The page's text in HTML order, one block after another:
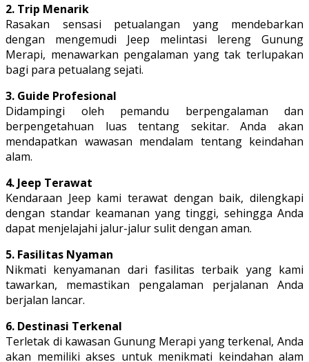
2. Trip Menarik
Rasakan sensasi petualangan yang mendebarkan
dengan mengemudi Jeep melintasi lereng Gunung
Merapi, menawarkan pengalaman yang tak terlupakan
bagi para petualang sejati.
3. Guide Profesional
Didampingi oleh pemandu berpengalaman dan
berpengetahuan luas tentang sekitar. Anda akan
mendapatkan wawasan mendalam tentang keindahan
alam.
4. Jeep Terawat
Kendaraan Jeep kami terawat dengan baik, dilengkapi
dengan standar keamanan yang tinggi, sehingga Anda
dapat menjelajahi jalur-jalur sulit dengan aman.
5. Fasilitas Nyaman
Nikmati kenyamanan dari fasilitas terbaik yang kami
tawarkan, memastikan pengalaman perjalanan Anda
berjalan lancar.
6. Destinasi Terkenal
Terletak di kawasan Gunung Merapi yang terkenal, Anda
akan memiliki akses untuk menikmati keindahan alam